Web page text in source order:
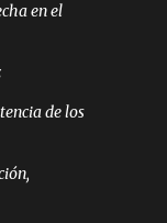
en el
de los